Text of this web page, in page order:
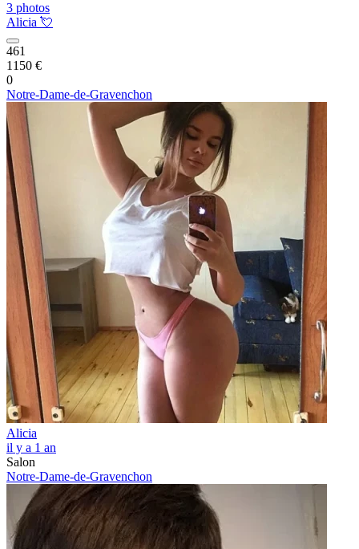
3 photos
Alicia 💘
461
1150 €
0
Notre-Dame-de-Gravenchon
Alicia
il y a 1 an
Salon
Notre-Dame-de-Gravenchon